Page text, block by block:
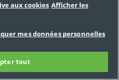
calomel saturé. Potentiel
très nobles aux « surfaces
à la corrosion
moins nobles ou des
aux cookies Afficher les
mes données personnelles
tout